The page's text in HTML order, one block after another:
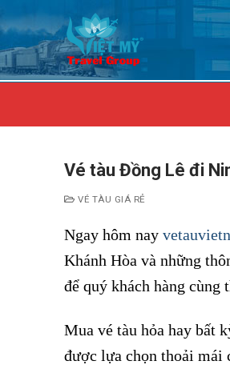
đến
nội
dung
Vé tàu Đồng Lê đi
VÉ TÀU GIÁ RẺ
Ngay hôm nay
Khánh Hòa và những
để quý khách hàng cùng
Mua vé tàu hỏa hay bất
được lựa chọn thoải mái